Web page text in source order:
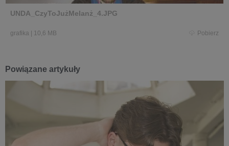
UNDA_CzyToJużMelanż_4.JPG
grafika 10,6 MB Pobierz
Powiązane artykuły